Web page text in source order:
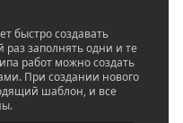
быстро создавать
заполнять одни и те
работ можно создать
При создании нового
шаблон, и все